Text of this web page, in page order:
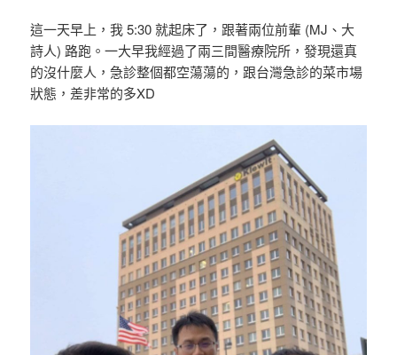
這一天早上，我 5:30 就起床了，跟著兩位前輩 (MJ、大
詩人) 路跑。一大早我經過了兩三間醫療院所，發現還真
的沒什麼人，急診整個都空蕩蕩的，跟台灣急診的菜市場
狀態，差非常的多XD